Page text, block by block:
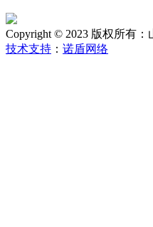
Copyright © 2023 版权所有：
技术支持 ： 诺盾网络